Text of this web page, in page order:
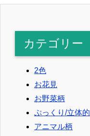
カテゴリー
2色
お花見
お野菜柄
ぷっくり/立体的
アニマル柄